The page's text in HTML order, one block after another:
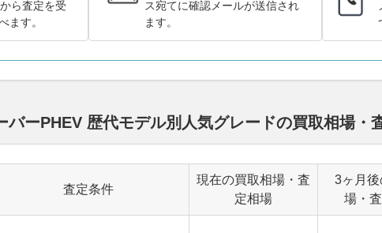
ら査定を受
ます。
ス宛てに確認メールが送信され
ます。
バーPHEV 歴代モデル別人気グレードの買取相場・
査定条件
現在の買取相場・査
定相場
3ヶ月
場・